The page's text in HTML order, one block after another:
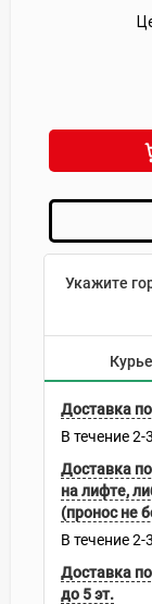
Укажите
Доставка
В течение2-3
Доставка
на лифте,
(пронос не
В течение2-3
Доставка
до 5 эт.